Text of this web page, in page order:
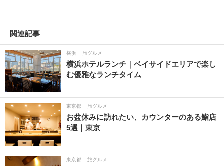
関連記事
横浜 旅グルメ
横浜ホテルランチ｜ベイサイドエリアで楽し
む優雅なランチタイム
東京都 旅グルメ
お盆休みに訪れたい、カウンターのある鮨店
5選｜東京
東京都 旅グルメ